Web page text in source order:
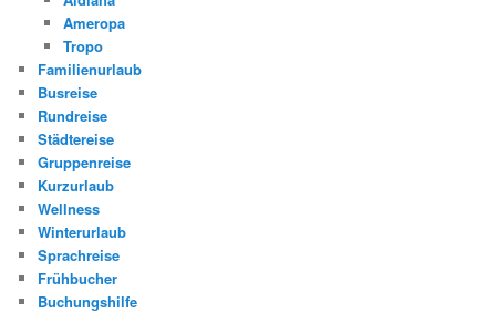
Ameropa
Tropo
Familienurlaub
Busreise
Rundreise
Städtereise
Gruppenreise
Kurzurlaub
Wellness
Winterurlaub
Sprachreise
Frühbucher
Buchungshilfe